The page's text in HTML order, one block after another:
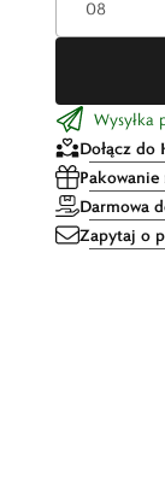
Wysyłka
Dołącz do
Darmowa
Zapytaj o